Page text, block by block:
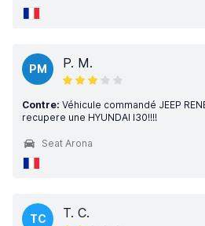
PM P. M.
Contre: Véhicule commandé JEEP
recupere une HYUNDAI I30!!!!
Seat Arona
TC T. C.